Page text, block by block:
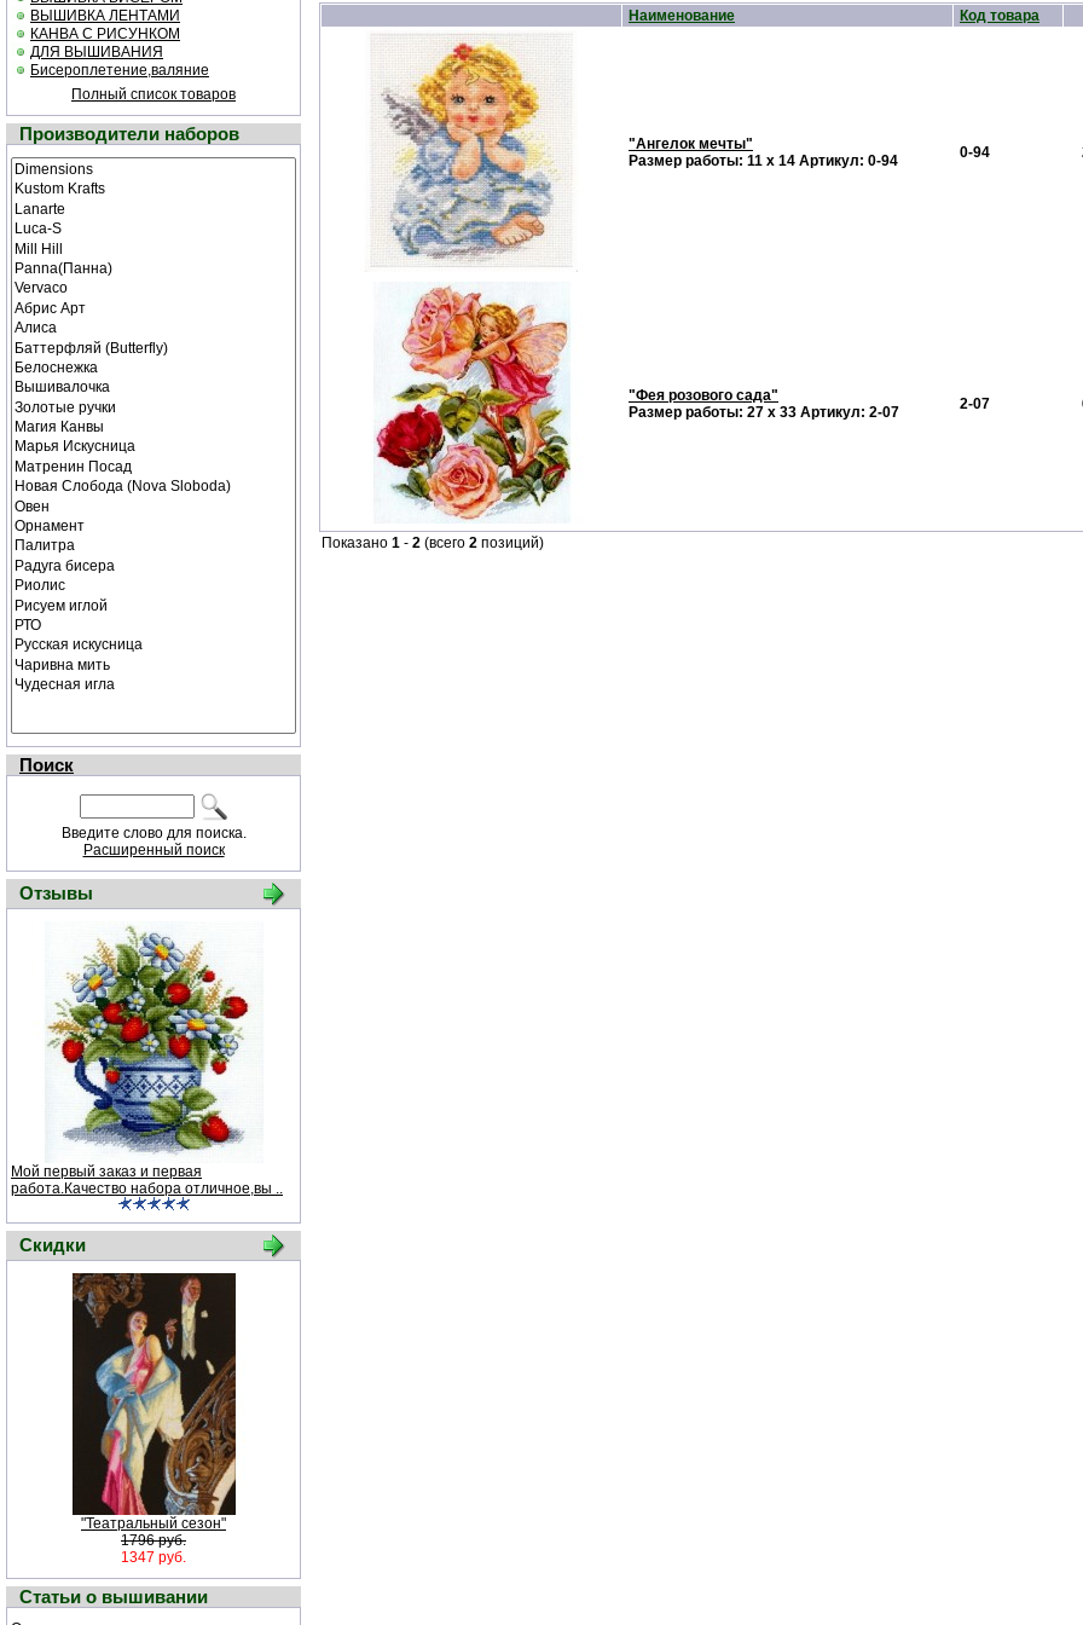
ВЫШИВКА ЛЕНТАМИ
КАНВА С РИСУНКОМ
ДЛЯ ВЫШИВАНИЯ
Бисероплетение,валяние
Полный список товаров
Производители наборов
Поиск
Введите слово для поиска.
Расширенный поиск
Отзывы
Мой первый заказ и первая
работа.Качество набора отличное,вы ..
Скидки
"Театральный сезон"
1796 руб.
1347 руб.
Статьи о вышивании
Наименование Код товара
"Ангелок мечты"
Размер работы: 11 х 14 Артикул: 0-94
0-94
"Фея розового сада"
Размер работы: 27 х 33 Артикул: 2-07
2-07
Показано 1 - 2 (всего 2 позиций)